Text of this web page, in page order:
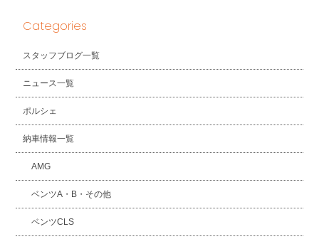
Categories
スタッフブログ一覧
ニュース一覧
ポルシェ
納車情報一覧
AMG
ベンツA・B・その他
ベンツCLS